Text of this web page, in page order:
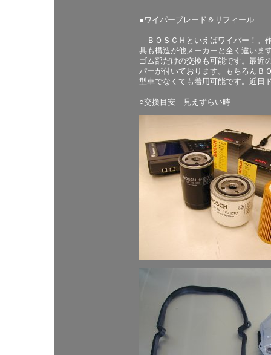
●ワイパーブレード＆リフィール
ＢＯＳＣＨといえばワイパー！。
具も構造が他メーカーと全く違いま
ゴム部だけの交換も可能です。最近
パーが付いております。もちろんＢ
型車でなくても着用可能です。近日
○交換目安 見えずらい時